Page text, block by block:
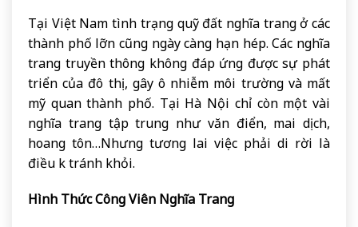
Tại Việt Nam tình trạng quỹ đất nghĩa trang ở các
thành phố lỡn cũng ngày càng hạn hép. Các nghĩa
trang truyền thông không đáp ứng được sự phát
triển của đô thị, gây ô nhiễm môi trường và mất
mỹ quan thành phố. Tại Hà Nội chỉ còn một vài
nghĩa trang tập trung như văn điển, mai dịch,
hoang tôn…Nhưng tương lai việc phải di rời là
điều k tránh khỏi.
Hình Thức Công Viên Nghĩa Trang